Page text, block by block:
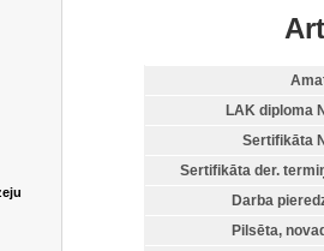
LAK diploma
Sertifikāta
Sertifikāta der.
Darba
Pilsēta,